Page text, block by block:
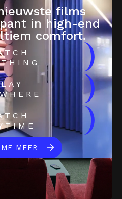
films
in high-end
comfort.
)
)
)
MEER